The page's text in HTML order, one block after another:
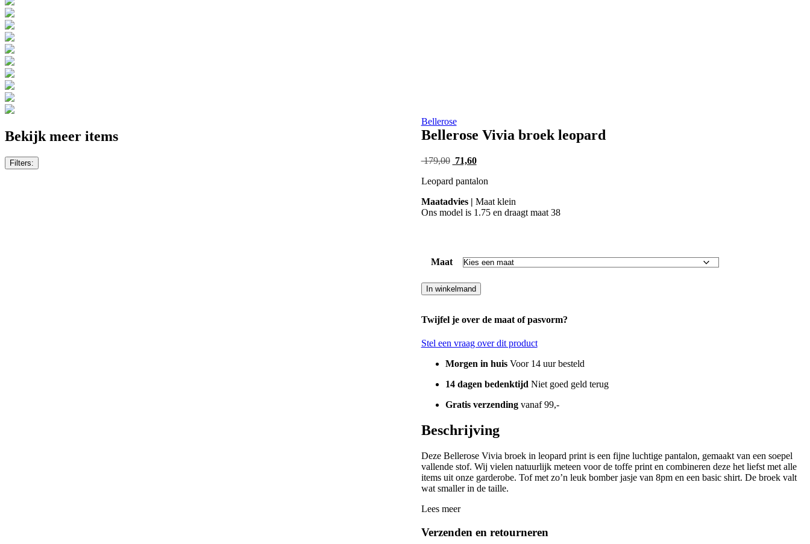
Bellerose
Bellerose Vivia broek leopard
179,00 Oorspronkelijke
was:
71,60Huidige
is:
Leopard pantalon
Maatadvies | Maat klein
Ons model is 1.75 en draagt maat 38
Maat
In winkelmand
Twijfel je over de maat of pasvorm?
Stel een vraag over dit product
Morgen in huisVoor 14 uur besteld
14 dagen bedenktijd Niet goed geld terug
Gratis verzendingvanaf 99,-
Beschrijving
Deze Bellerose Vivia broek in leopard print is een fijne luchtige pantalon, gemaakt van een soepel
vallende stof. Wij vielen natuurlijk meteen voor de toffe print en combineren deze het liefst met alle
items uit onze garderobe. Tof met zo’n leuk bomber jasje van 8pm en een basic shirt. De broek valt
wat smaller in de taille.
Lees meer
Verzenden en retourneren
Bekijk meer items
Filters: